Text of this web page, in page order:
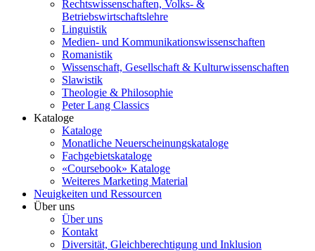
Rechtswissenschaften, Volks- &
Betriebswirtschaftslehre
Linguistik
Medien- und Kommunikationswissenschaften
Romanistik
Wissenschaft, Gesellschaft & Kulturwissenschaften
Slawistik
Theologie & Philosophie
Peter Lang Classics
Kataloge
Kataloge
Monatliche Neuerscheinungskataloge
Fachgebietskataloge
«Coursebook» Kataloge
Weiteres Marketing Material
Neuigkeiten und Ressourcen
Über uns
Über uns
Kontakt
Diversität, Gleichberechtigung und Inklusion